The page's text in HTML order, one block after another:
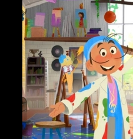
COMPARTIR